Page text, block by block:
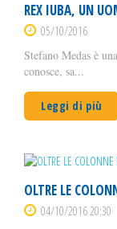
REX IUBA, UN
05/10/2016
Stefano Medas è
conosce, sa...
Leggi di più
OLTRE LE
04/10/2016 20:30